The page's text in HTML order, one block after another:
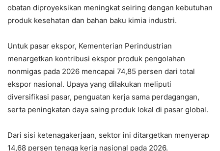
obatan diproyeksikan meningkat seiring dengan kebutuhan
produk kesehatan dan bahan baku kimia industri.
Untuk pasar ekspor, Kementerian Perindustrian
menargetkan kontribusi ekspor produk pengolahan
nonmigas pada 2026 mencapai 74,85 persen dari total
ekspor nasional. Upaya yang dilakukan meliputi
diversifikasi pasar, penguatan kerja sama perdagangan,
serta peningkatan daya saing produk lokal di pasar global.
Dari sisi ketenagakerjaan, sektor ini ditargetkan menyerap
14,68 persen tenaga kerja nasional pada 2026.